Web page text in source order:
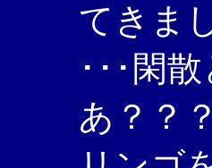
てきま
･･･閑
あ？？？